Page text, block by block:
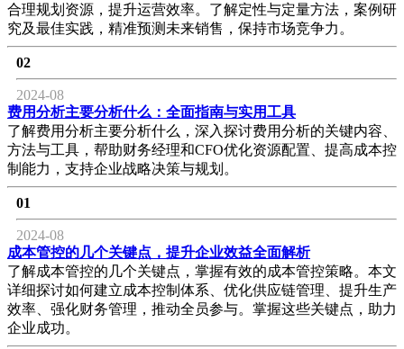
合理规划资源，提升运营效率。了解定性与定量方法，案例研
究及最佳实践，精准预测未来销售，保持市场竞争力。
02
2024-08
费用分析主要分析什么：全面指南与实用工具
了解费用分析主要分析什么，深入探讨费用分析的关键内容、
方法与工具，帮助财务经理和CFO优化资源配置、提高成本控
制能力，支持企业战略决策与规划。
01
2024-08
成本管控的几个关键点，提升企业效益全面解析
了解成本管控的几个关键点，掌握有效的成本管控策略。本文
详细探讨如何建立成本控制体系、优化供应链管理、提升生产
效率、强化财务管理，推动全员参与。掌握这些关键点，助力
企业成功。